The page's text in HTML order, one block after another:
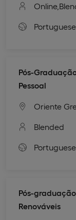
Online,
Portuguese
Pós-
Pessoal
Oriente
Blended
Portuguese
Pós-
Renováveis